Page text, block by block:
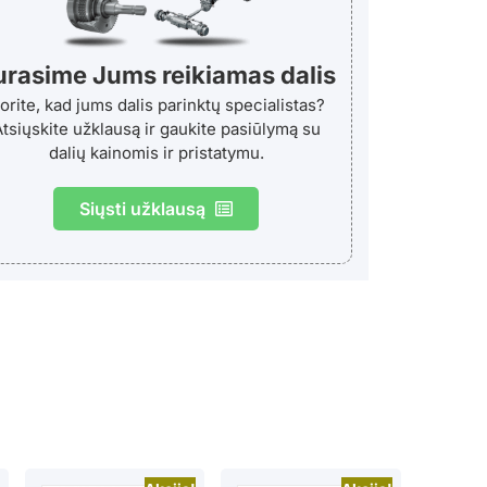
Jums reikiamas dalis
kad jums dalis parinktų specialistas?
užklausą ir gaukite pasiūlymą su
dalių kainomis ir pristatymu.
Siųsti užklausą